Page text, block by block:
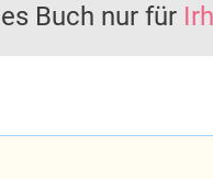
Buch nur für